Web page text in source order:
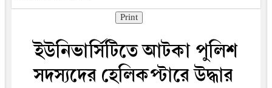
Print
ইউনিভার্সিটিতে আটকা পুলিশ
সদস্যদের হেলিকপ্টারে উদ্ধার